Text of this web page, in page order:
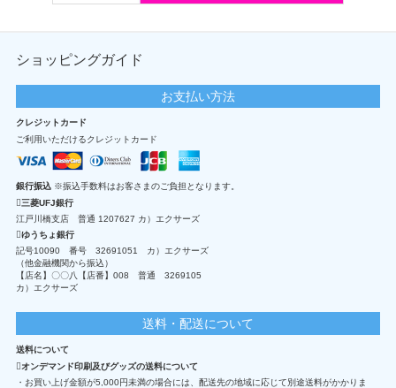
ショッピングガイド
お支払い方法
クレジットカード
ご利用いただけるクレジットカード
銀行振込 ※振込手数料はお客さまのご負担となります。
三菱UFJ銀行
江戸川橋支店 普通 1207627 カ）エクサーズ
ゆうちょ銀行
記号10090 番号 32691051 カ）エクサーズ
（他金融機関から振込）
【店名】〇〇八【店番】008 普通 3269105
カ）エクサーズ
送料・配送について
送料について
オンデマンド印刷及びグッズの送料について
・お買い上げ金額が5,000円未満の場合には、配送先の地域に応じて別途送料がかかりま